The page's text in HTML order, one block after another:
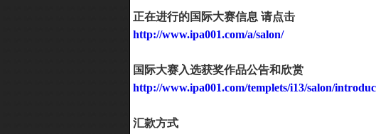
正在进行的国际大赛信息 请点击
http://www.ipa001.com/a/salon/
国际大赛入选获奖作品公告和欣赏
http://www.ipa001.com/templets/i13/salon/
汇款方式